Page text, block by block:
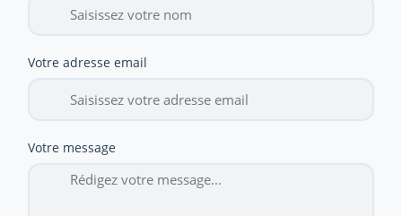
Votre adresse email
Votre message